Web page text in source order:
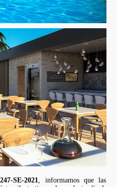
SE-2021, informamos que las